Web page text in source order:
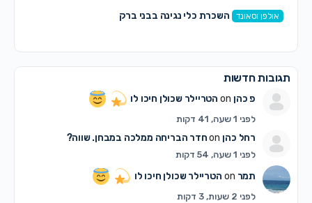
אולפן וסאונד השכרת כלי נגינה בבני ברק
תגובות חדשות
פ כהןon הטריילר שכולן חיכו לו
לפני 1 שעה, 41 דקות
רחל כהןon חדר הבריחה ממלכה במבחן. שווה?
לפני 1 שעה, 54 דקות
תמר הטריילר שכולן חיכו לו
לפני 2 שעות, 3 דקות